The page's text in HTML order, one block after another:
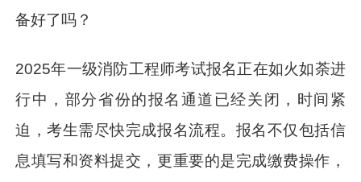
备好了吗？
2025年一级消防工程师考试报名正在如火如荼进
行中，部分省份的报名通道已经关闭，时间紧
迫，考生需尽快完成报名流程。报名不仅包括信
息填写和资料提交，更重要的是完成缴费操作，